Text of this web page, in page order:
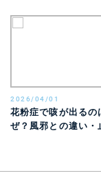
2026/04/01
花粉症で咳が出るの
ぜ？風邪との違い・